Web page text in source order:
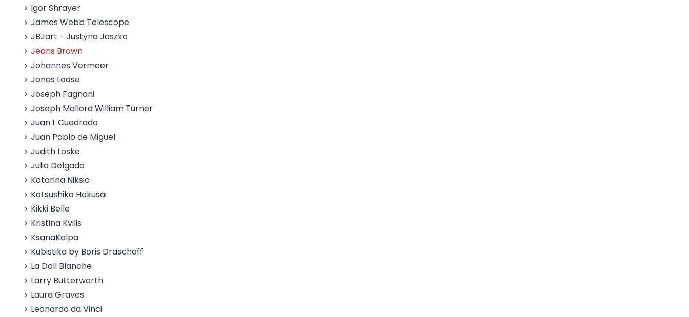
Igor Shrayer
James Webb Telescope
JBJart - Justyna Jaszke
Jeans Brown
Johannes Vermeer
Jonas Loose
Joseph Fagnani
Joseph Mallord William Turner
Juan I. Cuadrado
Juan Pablo de Miguel
Judith Loske
Julia Delgado
Katarina Niksic
Katsushika Hokusai
Kikki Belle
Kristina Kvilis
KsanaKalpa
Kubistika by Boris Draschoff
La Doll Blanche
Larry Butterworth
Laura Graves
Leonardo da Vinci